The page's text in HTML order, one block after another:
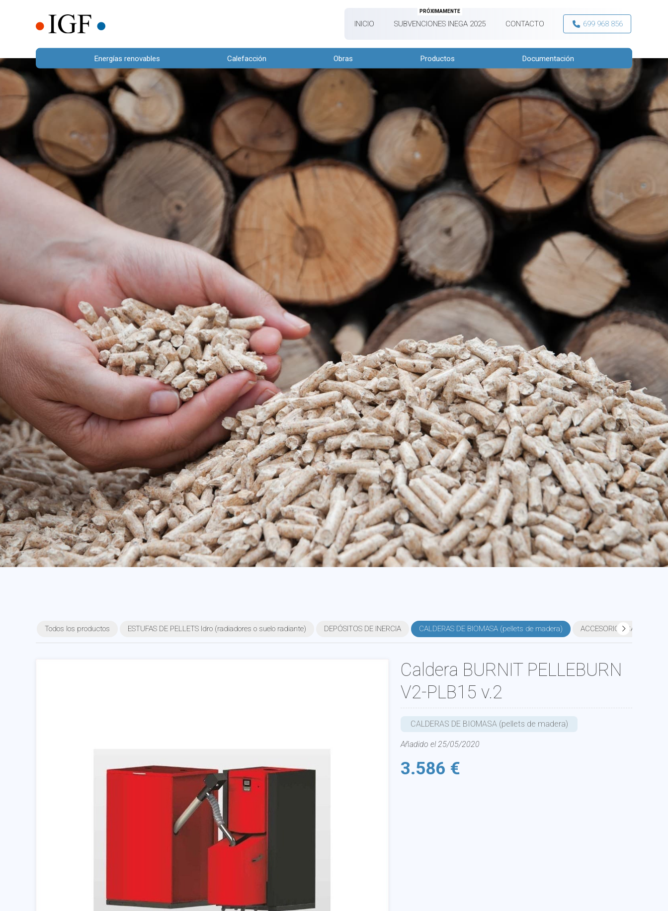
INICIO SUBVENCIONES INEGA 2025
PRÓXIMAMENTE
CONTACTO 699 968 856
Energías renovables Calefacción Obras Productos Documentación
Todos los productos ESTUFAS DE PELLETS Idro (radiadores o suelo radiante) DEPÓSITOS DE INERCIA CALDERAS DE BIOMASA (pellets de madera) ACCESORIOS CALDERAS
Caldera BURNIT PELLEBURN
V2-PLB15 v.2
CALDERAS DE BIOMASA (pellets de madera)
Añadido el 25/05/2020
3.586 €